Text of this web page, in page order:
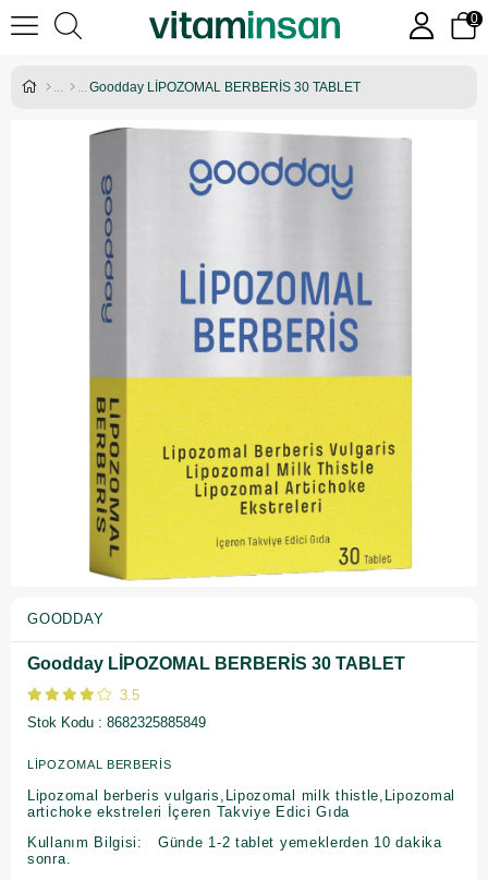
0
Goodday LİPOZOMAL BERBERİS 30 TABLET
GOODDAY
Goodday LİPOZOMAL BERBERİS 30 TABLET
3.5
Stok Kodu
8682325885849
LİPOZOMAL BERBERİS
Lipozomal berberis vulgaris,Lipozomal milk thistle,Lipozomal
artichoke ekstreleri İçeren Takviye Edici Gıda
Kullanım Bilgisi: Günde 1-2 tablet yemeklerden 10 dakika
sonra.